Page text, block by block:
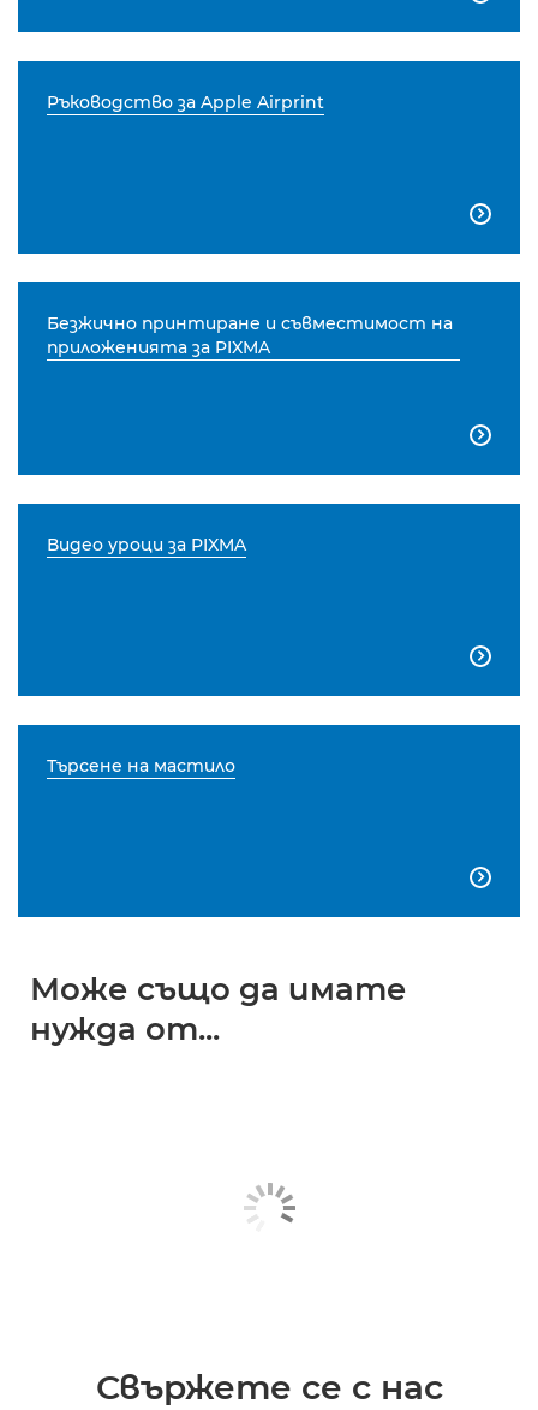
Ръководство за Apple Airprint

Безжично принтиране и съвместимост на
приложенията за PIXMA

Видео уроци за PIXMA

Търсене на мастило

Може също да имате
нужда от...
Свържете се с нас